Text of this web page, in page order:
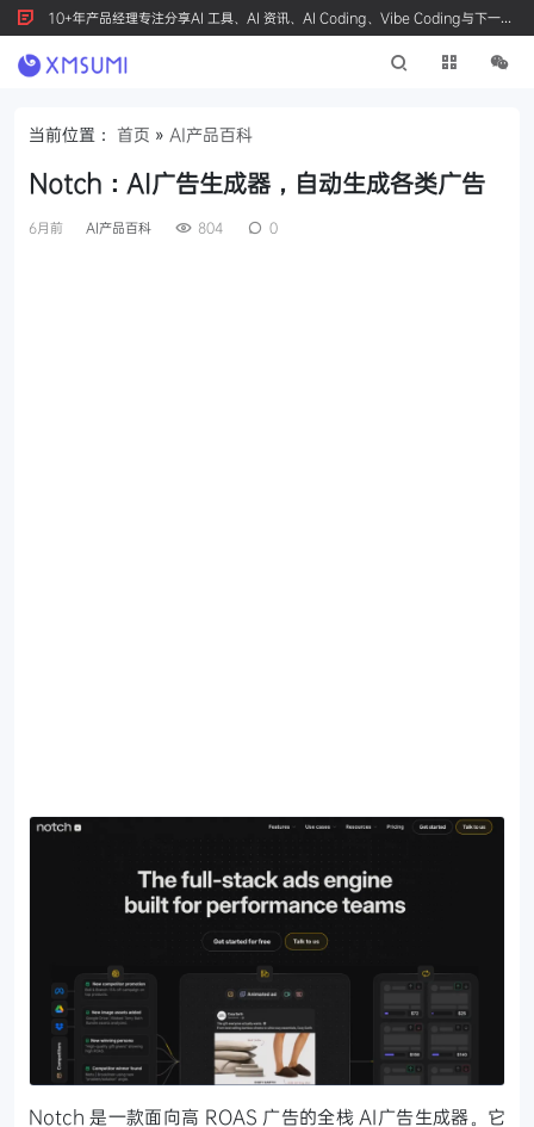
10+年产品经理专注分享AI 工具、AI 资讯、AI Coding、Vibe Coding与下一代
产品创新，按 Ctrl+D 收藏我们
当前位置： 首页 » AI产品百科
Notch：AI广告生成器，自动生成各类广告
6月前 AI产品百科 804 0
Notch 是一款面向高 ROAS 广告的全栈 AI广告生成器。它